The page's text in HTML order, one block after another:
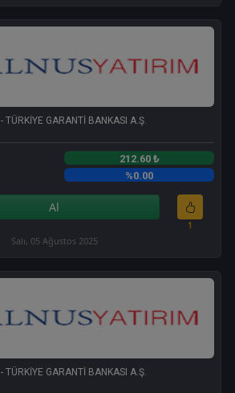
- TÜRKİYE GARANTİ BANKASI A.Ş.
212.60 ₺
%0.00
Al
1
Salı, 05 Ağustos 2025
- TÜRKİYE GARANTİ BANKASI A.Ş.